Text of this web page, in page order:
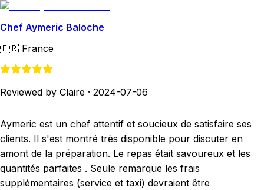
Chef Aymeric Baloche
🇫🇷 France
Reviewed by Claire · 2024-07-06
Aymeric est un chef attentif et soucieux de satisfaire ses
clients. Il s'est montré très disponible pour discuter en
amont de la préparation. Le repas était savoureux et les
quantités parfaites . Seule remarque les frais
supplémentaires (service et taxi) devraient être